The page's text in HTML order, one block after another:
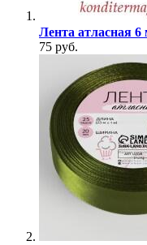
Лента атласная
75 руб.